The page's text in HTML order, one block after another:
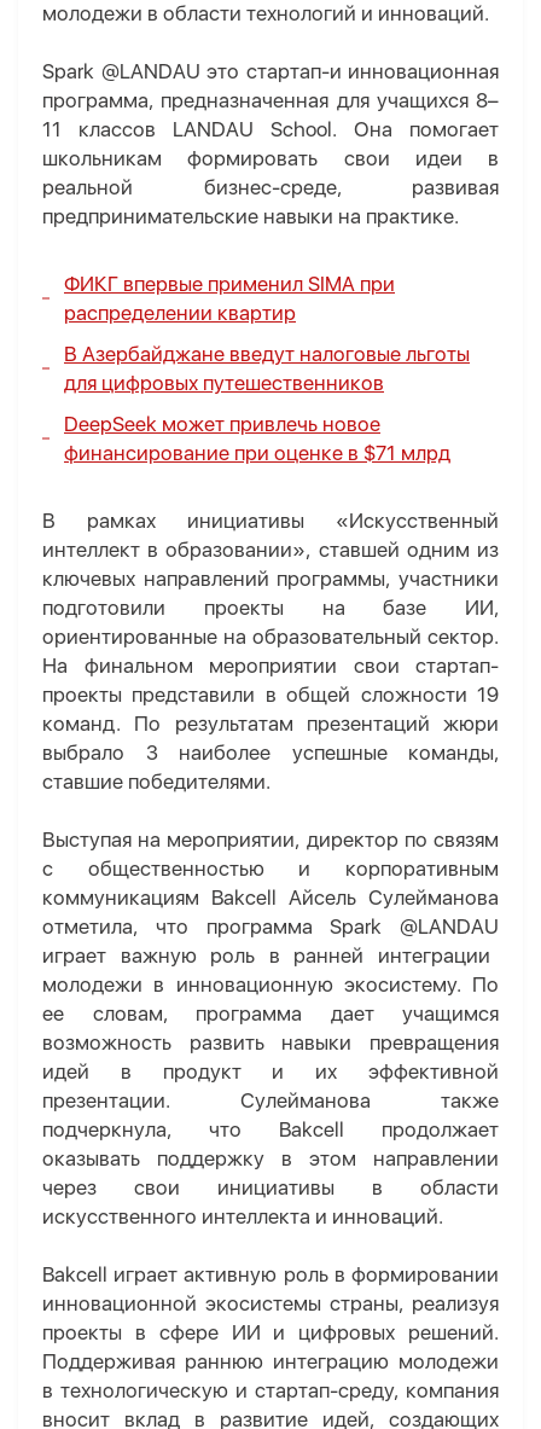
молодежи в области технологий и инноваций.
Spark @LANDAU это стартап-и инновационная
программа, предназначенная для учащихся 8–
11 классов LANDAU School. Она помогает
школьникам формировать свои идеи в
реальной бизнес-среде, развивая
предпринимательские навыки на практике.
ФИКГ впервые применил SIMA при
распределении квартир
В Азербайджане введут налоговые льготы
для цифровых путешественников
DeepSeek может привлечь новое
финансирование при оценке в $71 млрд
В рамках инициативы «Искусственный
интеллект в образовании», ставшей одним из
ключевых направлений программы, участники
подготовили проекты на базе ИИ,
ориентированные на образовательный сектор.
На финальном мероприятии свои стартап-
проекты представили в общей сложности 19
команд. По результатам презентаций жюри
выбрало 3 наиболее успешные команды,
ставшие победителями.
Выступая на мероприятии, директор по связям
с общественностью и корпоративным
коммуникациям Bakcell Айсель Сулейманова
отметила, что программаSpark @LANDAU
играет важную роль в ранней интеграции
молодежи в инновационную экосистему. По
ее словам, программа дает учащимся
возможность развить навыки превращения
идей в продукт и их эффективной
презентации. Сулейманова также
подчеркнула, что Bakcell продолжает
оказывать поддержку в этом направлении
через свои инициативы в области
искусственного интеллекта и инноваций.
Bakcell играет активную роль в формировании
инновационной экосистемы страны, реализуя
проекты в сфере ИИ и цифровых решений.
Поддерживая раннюю интеграцию молодежи
в технологическую и стартап-среду, компания
вносит вклад в развитие идей, создающих